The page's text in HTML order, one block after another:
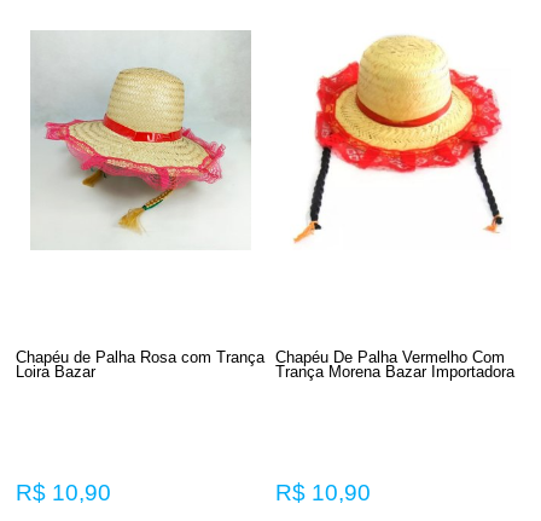
Chapéu de Palha Rosa com Trança
Loira Bazar
R$ 10,90
Chapéu De Palha Vermelho Com
Trança Morena Bazar Importadora
R$ 10,90